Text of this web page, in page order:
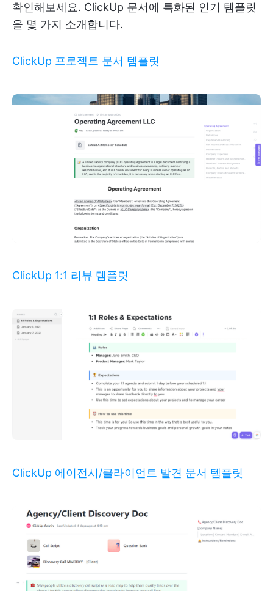
확인해보세요. ClickUp 문서에 특화된 인기 템플릿
을 몇 가지 소개합니다.
ClickUp 프로젝트 문서 템플릿
ClickUp 1:1 리뷰 템플릿
ClickUp 에이전시/클라이언트 발견 문서 템플릿